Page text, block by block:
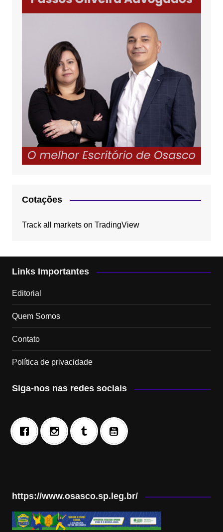
Cotações
Track all markets on TradingView
Links Importantes
Editorial
Quem Somos
Contato
Política de privacidade
Siga-nos nas redes sociais
https://www.osasco.sp.leg.br/